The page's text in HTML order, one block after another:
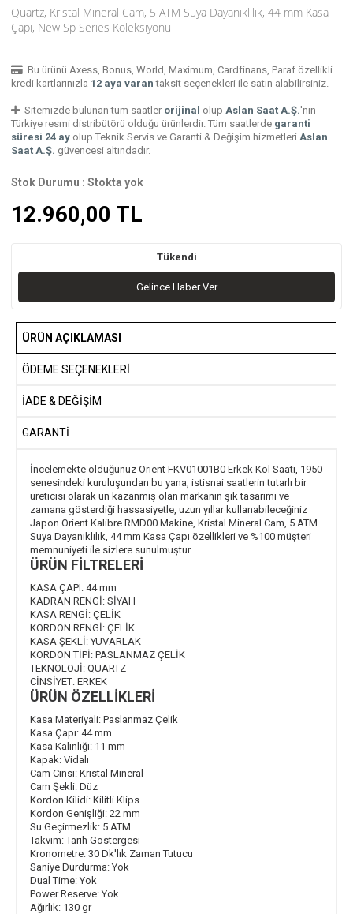
Quartz, Kristal Mineral Cam, 5 ATM Suya Dayanıklılık, 44 mm Kasa
Çapı, New Sp Series Koleksiyonu
Bu ürünü Axess, Bonus, World, Maximum, Cardfinans, Paraf özellikli
kredi kartlarınızla 12 aya varan taksit seçenekleri ile satın alabilirsiniz.
Sitemizde bulunan tüm saatler orijinal olup Aslan Saat A.Ş.'nin
Türkiye resmi distribütörü olduğu ürünlerdir. Tüm saatlerde garanti
süresi 24 ay olup Teknik Servis ve Garanti & Değişim hizmetleri Aslan
Saat A.Ş. güvencesi altındadır.
Stok Durumu : Stokta yok
12.960,00 TL
Tükendi
Gelince Haber Ver
ÜRÜN AÇIKLAMASI
ÖDEME SEÇENEKLERI
İADE & DEĞİŞİM
GARANTİ
İncelemekte olduğunuz Orient FKV01001B0 Erkek Kol Saati, 1950
senesindeki kuruluşundan bu yana, istisnai saatlerin tutarlı bir
üreticisi olarak ün kazanmış olan markanın şık tasarımı ve
zamana gösterdiği hassasiyetle, uzun yıllar kullanabileceğiniz
Japon Orient Kalibre RMD00 Makine, Kristal Mineral Cam, 5 ATM
Suya Dayanıklılık, 44 mm Kasa Çapı özellikleri ve %100 müşteri
memnuniyeti ile sizlere sunulmuştur.
ÜRÜN FİLTRELERİ
KASA ÇAPI: 44 mm
KADRAN RENGİ: SİYAH
KASA RENGİ: ÇELİK
KORDON RENGİ: ÇELİK
KASA ŞEKLİ: YUVARLAK
KORDON TİPİ: PASLANMAZ ÇELİK
TEKNOLOJİ: QUARTZ
CİNSİYET: ERKEK
ÜRÜN ÖZELLİKLERİ
Kasa Materiyali: Paslanmaz Çelik
Kasa Çapı: 44 mm
Kasa Kalınlığı: 11 mm
Kapak: Vidalı
Cam Cinsi: Kristal Mineral
Cam Şekli: Düz
Kordon Kilidi: Kilitli Klips
Kordon Genişliği: 22 mm
Su Geçirmezlik: 5 ATM
Takvim:Tarih Göstergesi
Kronometre: 30 Dk'lık Zaman Tutucu
Saniye Durdurma: Yok
Dual Time: Yok
Power Reserve: Yok
Ağırlık: 130 gr